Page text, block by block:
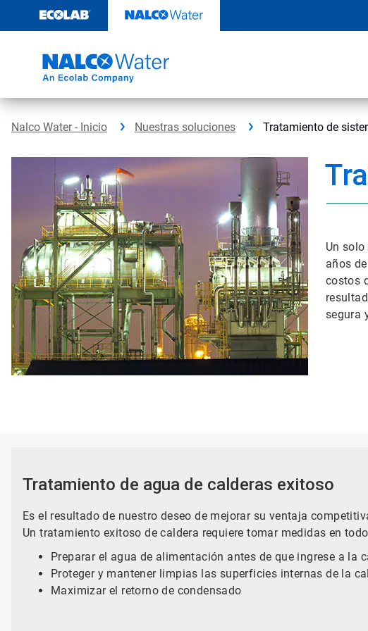
contenido
Nalco Water - Inicio Nuestras soluciones Tratamiento de
Un
años
costos
segura
Tratamiento de agua de calderas exitoso
Es el resultado de nuestro deseo de mejorar su ventaja
Un tratamiento exitoso de caldera requiere tomar medidas en
Preparar el agua de alimentación antes de que ingrese a la
Proteger y mantener limpias las superficies internas de la
Maximizar el retorno de condensado